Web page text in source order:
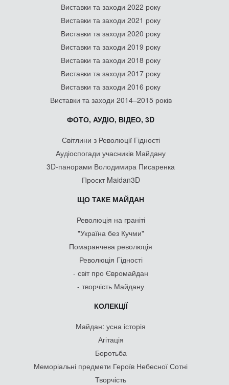
Виставки та заходи 2022 року
Виставки та заходи 2021 року
Виставки та заходи 2020 року
Виставки та заходи 2019 року
Виставки та заходи 2018 року
Виставки та заходи 2017 року
Виставки та заходи 2016 року
Виставки та заходи 2014–2015 років
ФОТО, АУДІО, ВІДЕО, 3D
Світлини з Революції Гідності
Аудіоспогади учасників Майдану
3D-панорами Володимира Писаренка
Проєкт Maidan3D
ЩО ТАКЕ МАЙДАН
Революція на граніті
"Україна без Кучми"
Помаранчева революція
Революція Гідності
- світ про Євромайдан
- творчість Майдану
КОЛЕКЦІЇ
Майдан: усна історія
Агітація
Боротьба
Меморіальні предмети Героїв Небесної Сотні
Творчість